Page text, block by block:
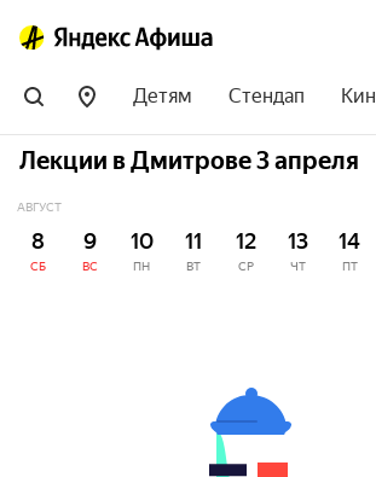
Детям Стендап
Лекции в Дмитрове 3 апреля
АВГУСТ
8
СБ
9
ВС
10
ПН
11
ВТ
12
СР
13
ЧТ
14
ПТ